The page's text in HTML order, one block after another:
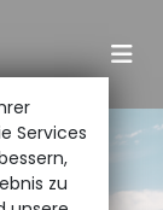
Services
zu